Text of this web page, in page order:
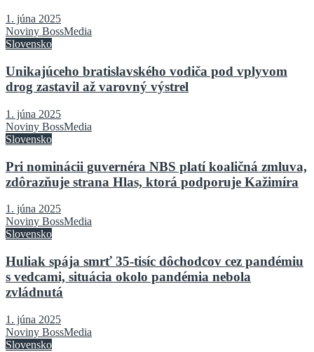
1. júna 2025
Noviny BossMedia
Slovensko
Unikajúceho bratislavského vodiča pod vplyvom
drog zastavil až varovný výstrel
1. júna 2025
Noviny BossMedia
Slovensko
Pri nominácii guvernéra NBS platí koaličná zmluva,
zdôrazňuje strana Hlas, ktorá podporuje Kažimíra
1. júna 2025
Noviny BossMedia
Slovensko
Huliak spája smrť 35-tisíc dôchodcov cez pandémiu
s vedcami, situácia okolo pandémia nebola
zvládnutá
1. júna 2025
Noviny BossMedia
Slovensko